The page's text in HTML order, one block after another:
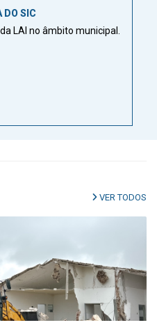
DO SIC
LAI no âmbito municipal.
VER TODOS